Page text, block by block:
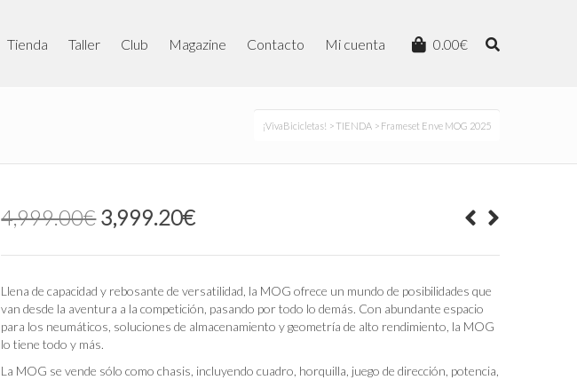
0.00€
Tienda Taller Club Magazine Contacto Mi cuenta
¡VivaBicicletas! >TIENDA > Frameset Enve MOG 2025
4,999.00€El
precio
original
4,999.00€.
3,999.20€El
actual
3,999.20€.
Llena de capacidad y rebosante de versatilidad, la MOG ofrece un mundo de posibilidades que
van desde la aventura a la competición, pasando por todo lo demás. Con abundante espacio
para los neumáticos, soluciones de almacenamiento y geometría de alto rendimiento, la MOG
lo tiene todo y más.
La MOG se vende sólo como chasis, incluyendo cuadro, horquilla, juego de dirección, potencia,